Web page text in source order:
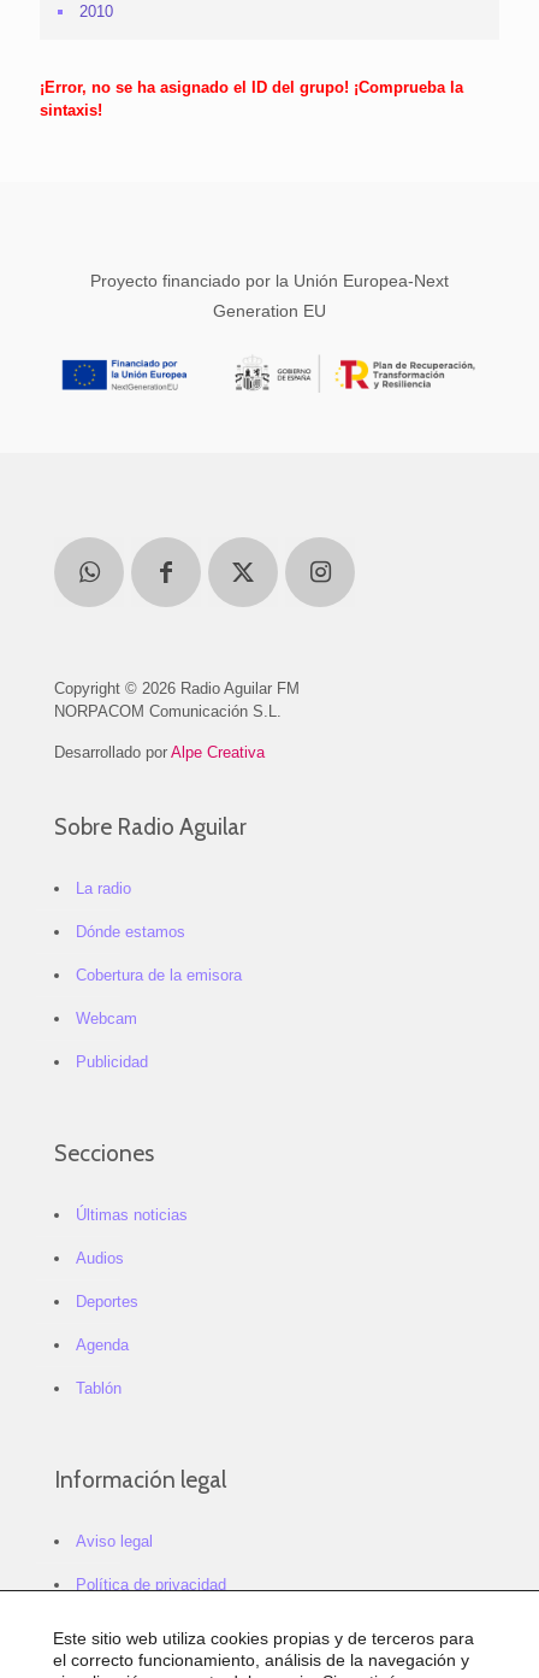
2010
¡Error, no se ha asignado el ID del grupo! ¡Comprueba la
sintaxis!
Proyecto financiado por la Unión Europea-Next
Generation EU
Copyright © 2026 Radio Aguilar FM
NORPACOM Comunicación S.L.
Desarrollado por Alpe Creativa
Sobre Radio Aguilar
La radio
Dónde estamos
Cobertura de la emisora
Webcam
Publicidad
Secciones
Últimas noticias
Audios
Deportes
Agenda
Tablón
Información legal
Aviso legal
Política de privacidad
Política de cookies
Configurar cookies
Este sitio web utiliza cookies propias y de terceros para
el correcto funcionamiento, análisis de la navegación y